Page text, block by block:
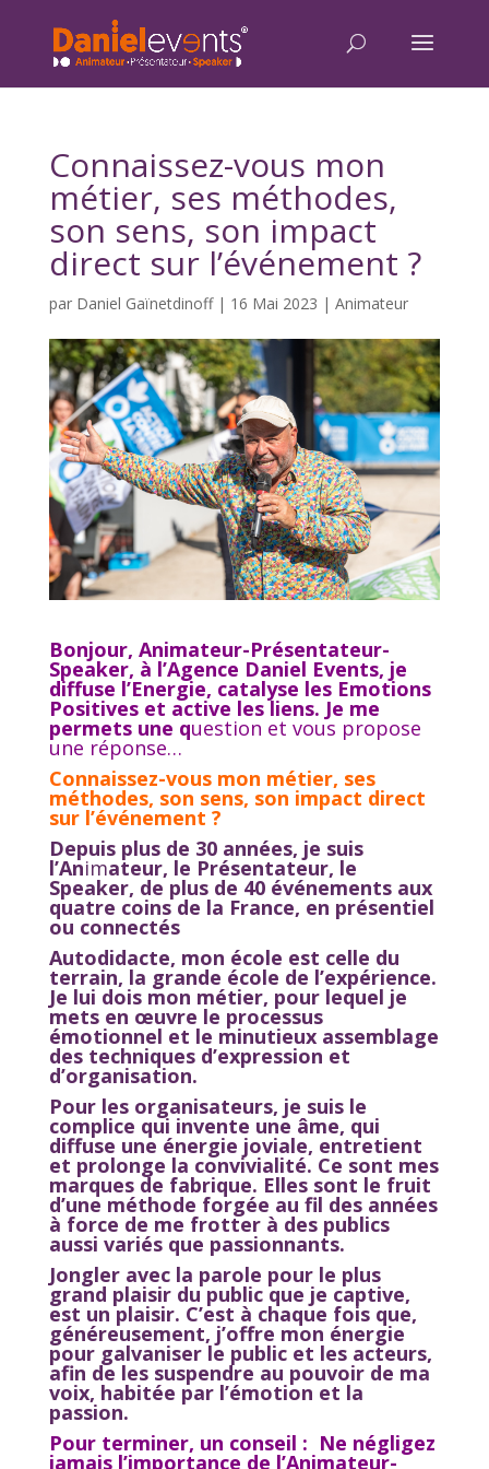
Connaissez-vous mon
métier, ses méthodes,
son sens, son impact
direct sur l’événement ?
par Daniel Gaïnetdinoff| 16 Mai 2023 | Animateur
Bonjour, Animateur-Présentateur-
Speaker, à l’Agence Daniel Events, je
diffuse l’Energie, catalyse les Emotions
Positives et active les liens. Je me
permets une question et vous propose
une réponse…
Connaissez-vous mon métier, ses
méthodes, son sens, son impact direct
sur l’événement ?
Depuis plus de 30 années, je suis
l’Animateur, le Présentateur, le
Speaker, de plus de 40 événements aux
quatre coins de la France, en présentiel
ou connectés
Autodidacte, mon école est celle du
terrain, la grande école de l’expérience.
Je lui dois mon métier, pour lequel je
mets en œuvre le processus
émotionnel et le minutieux assemblage
des techniques d’expression et
d’organisation.
Pour les organisateurs, je suis le
complice qui invente une âme, qui
diffuse une énergie joviale, entretient
et prolonge la convivialité. Ce sont mes
marques de fabrique. Elles sont le fruit
d’une méthode forgée au fil des années
à force de me frotter à des publics
aussi variés que passionnants.
Jongler avec la parole pour le plus
grand plaisir du public que je captive,
est un plaisir. C’est à chaque fois que,
généreusement, j’offre mon énergie
pour galvaniser le public et les acteurs,
afin de les suspendre au pouvoir de ma
voix, habitée par l’émotion et la
passion.
Pour terminer, un conseil : Ne négligez
jamais l’importance de l’Animateur-